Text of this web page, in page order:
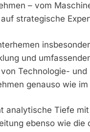
– vom
strategische
und
Technologie-
genauso wie
analytische Tiefe
ebenso wie die